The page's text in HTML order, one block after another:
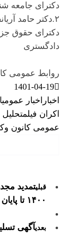
دکترای جامعه
۲.دکتر حامد آریانفر
دکترای حقوق
دادگستری
روابط عمومی
1401-04-19
اخبار اخبار عمومی
اکران فیلمتحلیل
عمومی کانون
قبلیتمدید
۱۴۰۰ تا پایان تیرماه
بعدیآگهی